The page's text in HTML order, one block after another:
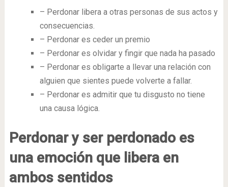
– Perdonar libera a otras personas de sus actos y
consecuencias.
– Perdonar es ceder un premio
– Perdonar es olvidar y fingir que nada ha pasado
– Perdonar es obligarte a llevar una relación con
alguien que sientes puede volverte a fallar.
– Perdonar es admitir que tu disgusto no tiene
una causa lógica.
Perdonar y ser perdonado es
una emoción que libera en
ambos sentidos